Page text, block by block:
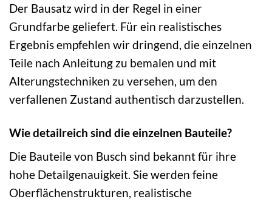
Der Bausatz wird in der Regel in einer
Grundfarbe geliefert. Für ein realistisches
Ergebnis empfehlen wir dringend, die einzelnen
Teile nach Anleitung zu bemalen und mit
Alterungstechniken zu versehen, um den
verfallenen Zustand authentisch darzustellen.
Wie detailreich sind die einzelnen Bauteile?
Die Bauteile von Busch sind bekannt für ihre
hohe Detailgenauigkeit. Sie werden feine
Oberflächenstrukturen, realistische